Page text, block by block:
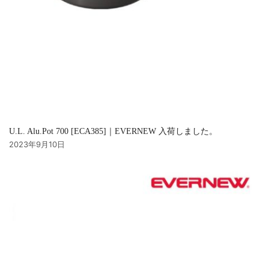
U.L. Alu.Pot 700 [ECA385]｜EVERNEW 入荷しました。
2023年9月10日